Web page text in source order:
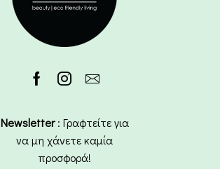
Newsletter: Γραφτείτε για
να μη χάνετε καμία
προσφορά!